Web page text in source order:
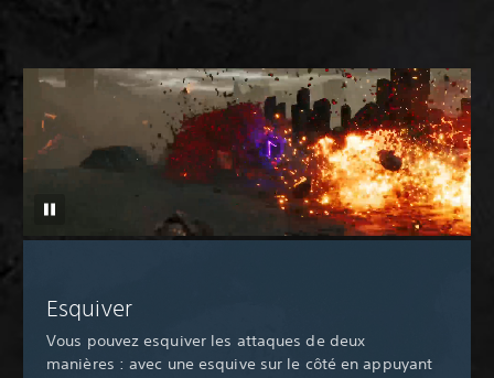
Esquiver
Vous pouvez esquiver les attaques de deux
manières : avec une esquive sur le côté en appuyant